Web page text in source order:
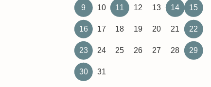
9 10 11 12 13 14 15
16 17 18 19 20 21 22
23 24 25 26 27 28 29
30 31